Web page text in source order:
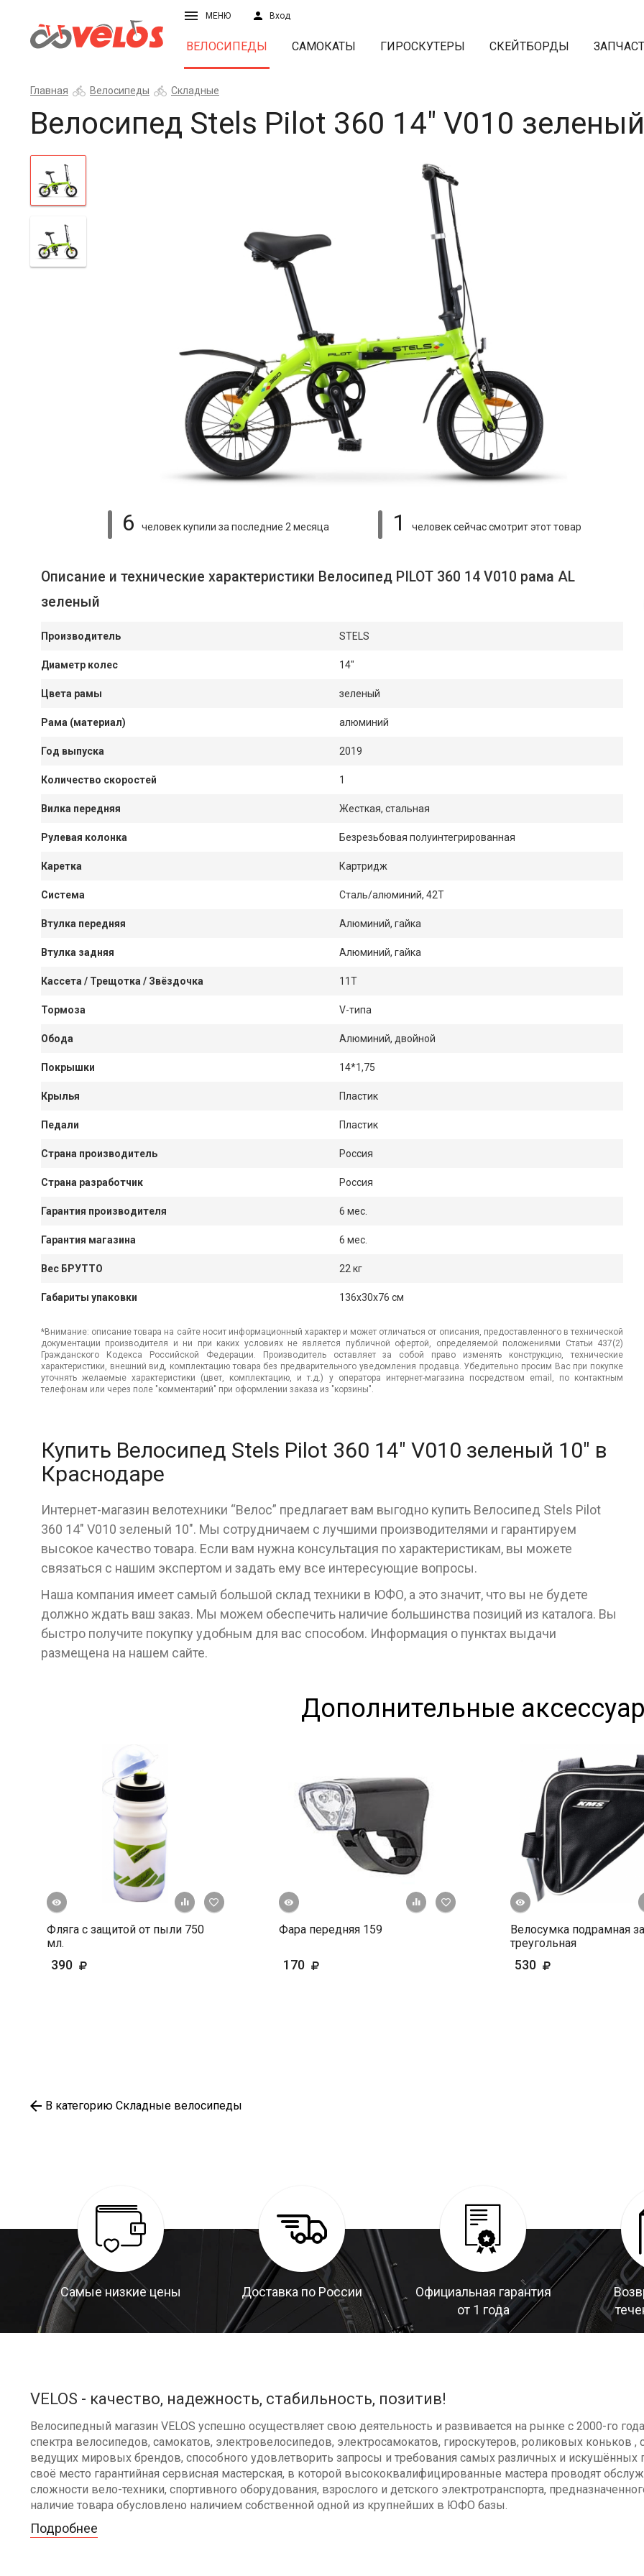
МЕНЮ Вход
ВЕЛОСИПЕДЫ САМОКАТЫ ГИРОСКУТЕРЫ СКЕЙТБОРДЫ
Главная Велосипеды Складные
Велосипед Stels Pilot 360 14" V010
6 человек купили за последние 2 месяца 1 человек сейчас смотритэтот товар
Описание и технические характеристики Велосипед PILOT 360 14 V010 рама AL
зеленый
Производитель STELS
Диаметр колес 14"
Цвета рамы зеленый
Рама (материал) алюминий
Год выпуска 2019
Количество скоростей 1
Вилка передняя Жесткая, стальная
Рулевая колонка Безрезьбовая полуинтегрированная
Каретка Картридж
Система Сталь/алюминий, 42Т
Втулка передняя Алюминий, гайка
Втулка задняя Алюминий, гайка
Кассета / Трещотка / Звёздочка 11Т
Тормоза V-типа
Обода Алюминий, двойной
Покрышки 14*1,75
Крылья Пластик
Педали Пластик
Страна производитель Россия
Страна разработчик Россия
Гарантия производителя 6 мес.
Гарантия магазина 6 мес.
Вес БРУТТО 22 кг
Габариты упаковки 136x30x76 см
*Внимание: описание товара на сайте носит информационный характер и может отличаться от описания, предоставленного в технической
документации производителя и ни при каких условиях не является публичной офертой, определяемой положениями Статьи 437(2)
Гражданского Кодекса Российской Федерации. Производитель оставляет за собой право изменять конструкцию, технические
характеристики, внешний вид, комплектацию товара без предварительного уведомления продавца. Убедительно просим Вас при покупке
уточнять желаемые характеристики (цвет, комплектацию, и т.д.) у оператора интернет-магазина посредством email, по контактным
телефонам или через поле "комментарий" при оформлении заказа из "корзины".
Купить Велосипед Stels Pilot 360 14" V010 зеленый 10" в
Краснодаре
Интернет-магазин велотехники “Велос” предлагает вам выгодно купить Велосипед Stels Pilot
360 14" V010 зеленый 10". Мы сотрудничаем с лучшими производителями и гарантируем
высокое качество товара. Если вам нужна консультация по характеристикам, вы можете
связаться с нашим экспертом и задать ему все интересующие вопросы.
Наша компания имеет самый большой склад техники в ЮФО, а это значит, что вы не будете
должно ждать ваш заказ. Мы можем обеспечить наличие большинства позиций из каталога. Вы
быстро получите покупку удобным для вас способом. Информация о пунктах выдачи
размещена на нашем сайте.
Дополнительные
+ К сравнению
В избранное
Фляга с защитой от пыли 750
мл.
390
+ К сравнению
В избранное
Быстрый просмотр
Фара передняя 159
170
Быстрый просмотр
Велосумка подрамная
треугольная
530
В категорию Складные велосипеды
Самые низкие цены Доставка по России
Официальная гарантия
от 1 года
VELOS - качество, надежность, стабильность, позитив!
Велосипедный магазин VELOS успешно осуществляет свою деятельность и развивается на рынке с 2000-го
спектра велосипедов, самокатов, электровелосипедов, электросамокатов, гироскутеров, роликовых коньков ,
ведущих мировых брендов, способного удовлетворить запросы и требования самых различных и искушённых
своё место гарантийная сервисная мастерская, в которой высококвалифицированные мастера проводят
сложности вело-техники, спортивного оборудования, взрослого и детского электротранспорта,
наличие товара обусловлено наличием собственной одной из крупнейших в ЮФО базы.
Подробнее